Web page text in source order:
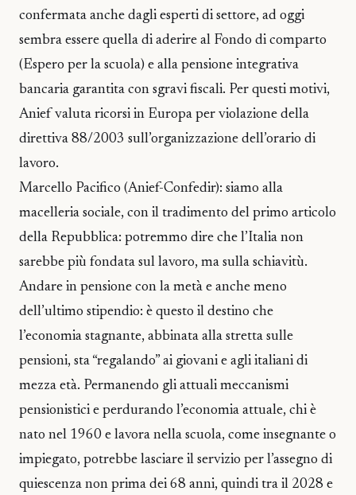
confermata anche dagli esperti di settore, ad oggi
sembra essere quella di aderire al Fondo di comparto
(Espero per la scuola) e alla pensione integrativa
bancaria garantita con sgravi fiscali. Per questi motivi,
Anief valuta ricorsi in Europa per violazione della
direttiva 88/2003 sull’organizzazione dell’orario di
lavoro.
Marcello Pacifico (Anief-Confedir): siamo alla
macelleria sociale, con il tradimento del primo articolo
della Repubblica: potremmo dire che l’Italia non
sarebbe più fondata sul lavoro, ma sulla schiavitù.
Andare in pensione con la metà e anche meno
dell’ultimo stipendio: è questo il destino che
l’economia stagnante, abbinata alla stretta sulle
pensioni, sta “regalando” ai giovani e agli italiani di
mezza età. Permanendo gli attuali meccanismi
pensionistici e perdurando l’economia attuale, chi è
nato nel 1960 e lavora nella scuola, come insegnante o
impiegato, potrebbe lasciare il servizio per l’assegno di
quiescenza non prima dei 68 anni, quindi tra il 2028 e